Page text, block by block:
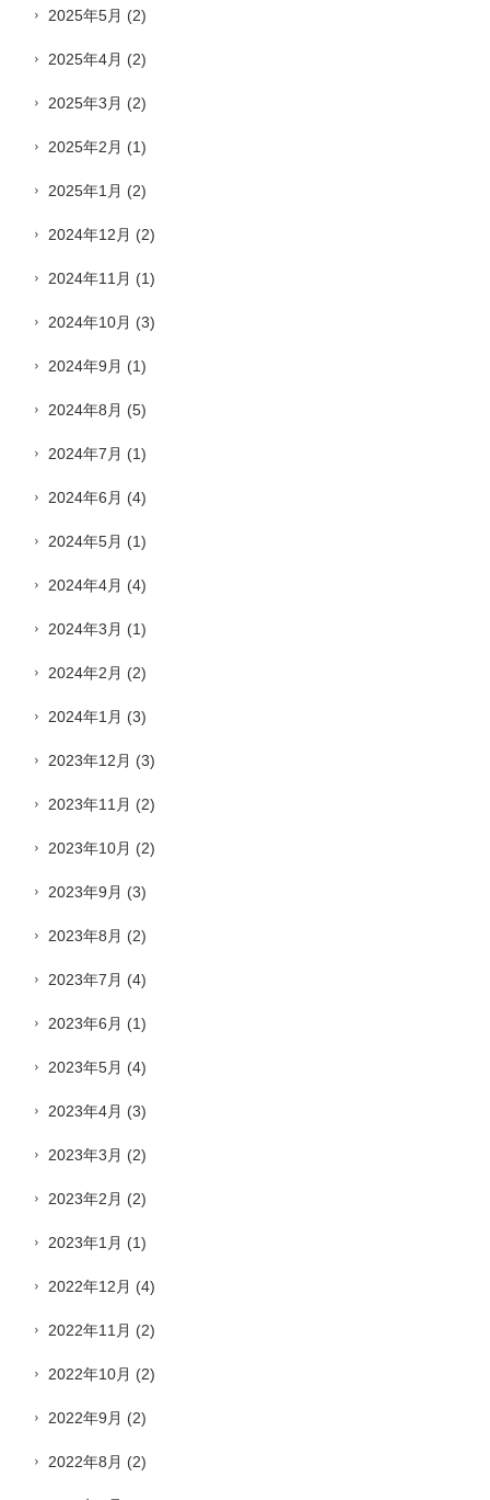
2025年5月 (2)
2025年4月 (2)
2025年3月 (2)
2025年2月 (1)
2025年1月 (2)
2024年12月 (2)
2024年11月 (1)
2024年10月 (3)
2024年9月 (1)
2024年8月 (5)
2024年7月 (1)
2024年6月 (4)
2024年5月 (1)
2024年4月 (4)
2024年3月 (1)
2024年2月 (2)
2024年1月 (3)
2023年12月 (3)
2023年11月 (2)
2023年10月 (2)
2023年9月 (3)
2023年8月 (2)
2023年7月 (4)
2023年6月 (1)
2023年5月 (4)
2023年4月 (3)
2023年3月 (2)
2023年2月 (2)
2023年1月 (1)
2022年12月 (4)
2022年11月 (2)
2022年10月 (2)
2022年9月 (2)
2022年8月 (2)